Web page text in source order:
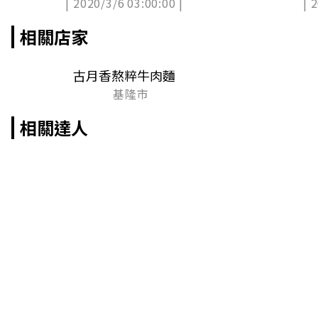
間經典老味道
式香辣一
相關店家
古月香熬粹牛肉麵
基隆市
相關達人